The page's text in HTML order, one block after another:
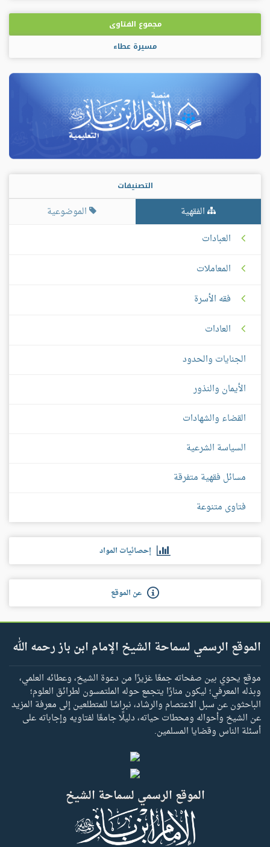
مجموع الفتاوى
مسيرة عطاء
التصنيفات
الفقهية
الموضوعية
العبادات
المعاملات
فقه الأسرة
العادات
الجنايات والحدود
الأيمان والنذور
القضاء والشهادات
السياسة الشرعية
مسائل فقهية متفرقة
فتاوى متنوعة
إحصائيات المواد
عن الموقع
الموقع الرسمي لسماحة الشيخ الإمام ابن باز رحمه الله
موقع يحوي بين صفحاته جمعًا غزيرًا من دعوة الشيخ، وعطائه العلمي،
وبذله المعرفي؛ ليكون منارًا يتجمع حوله الملتمسون لطرائق العلوم؛
الباحثون عن سبل الاعتصام والرشاد، نبراسًا للمتطلعين إلى معرفة المزيد
عن الشيخ وأحواله ومحطات حياته، دليلًا جامعًا لفتاويه وإجاباته على
أسئلة الناس وقضايا المسلمين.
الموقع الرسمي لسماحة الشيخ